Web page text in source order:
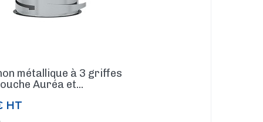
métallique à 3 griffes
Auréa et...
HT